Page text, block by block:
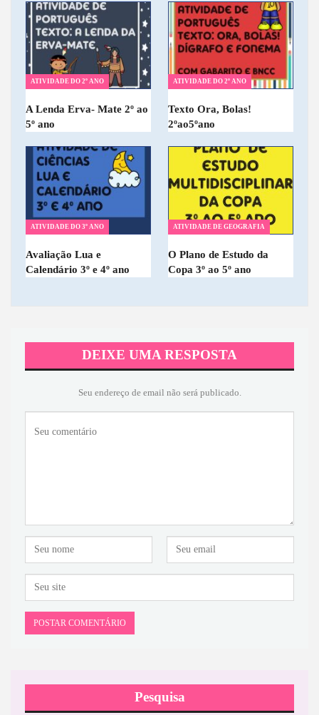
ATIVIDADE DO 2º ANO
A Lenda Erva- Mate 2º ao
5º ano
ATIVIDADE DO 2º ANO
Texto Ora, Bolas!
2ºao5ºano
ATIVIDADE DO 3º ANO
Avaliação Lua e
Calendário 3º e 4º ano
ATIVIDADE DE GEOGRAFIA
O Plano de Estudo da
Copa 3º ao 5º ano
DEIXE UMA RESPOSTA
Seu endereço de email não será publicado.
Pesquisa